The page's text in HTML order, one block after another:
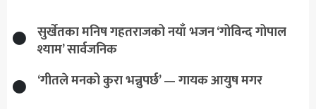
सुर्खेतका मनिष गहतराजको नयाँ भजन ‘गोविन्द गोपाल
श्याम’ सार्वजनिक
‘गीतले मनको कुरा भन्नुपर्छ’ — गायक आयुष मगर